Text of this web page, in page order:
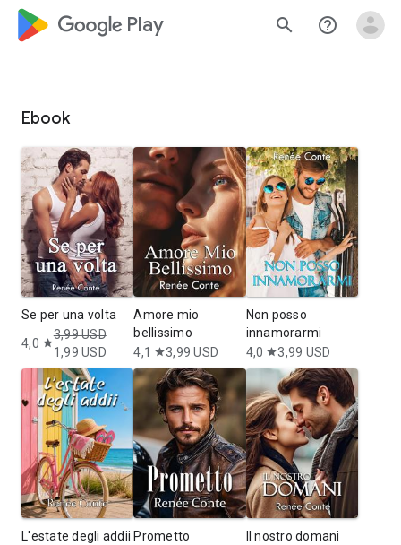
google_logo Play search help_outline
Ebook
Se per una volta
4,0 star
3,99 USD
1,99 USD
Amore mio
bellissimo
4,1
star3,99 USD
Non posso
innamorarmi
4,0 star3,99 USD
L'estate degli addii Prometto
Il nostro domani